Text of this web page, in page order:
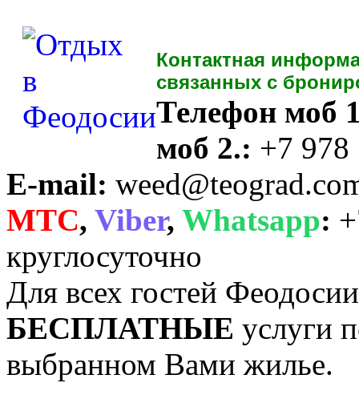
Контактная
связанных с
Телефон моб
моб 2.: +7 978
E-mail:
MTC, Viber, Whatsapp:
круглосуточно
Для всех гостей
БЕСПЛАТНЫЕ услуги
выбранном Вами жилье.